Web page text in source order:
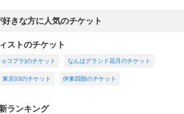
きな方に人気のチケット
ストのチケット
コプラ)のチケット なんばグランド花月のチケット
東京03のチケット 伊東四朗のチケット
ランキング